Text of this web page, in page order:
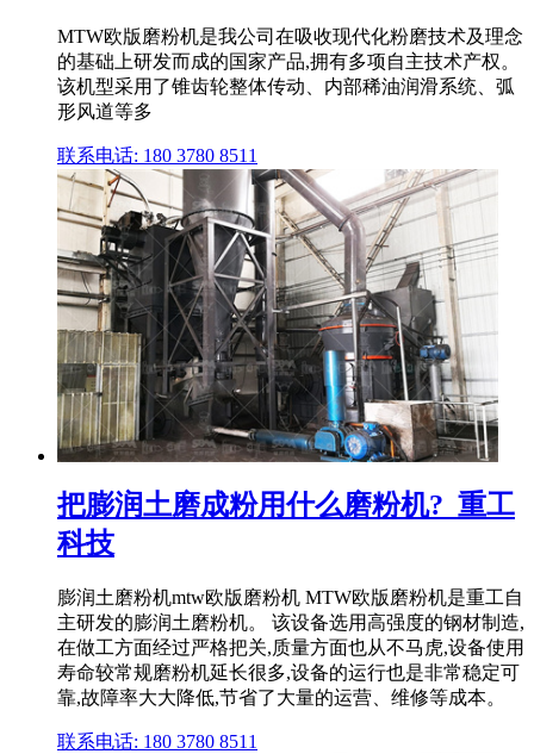
MTW欧版磨粉机是我公司在吸收现代化粉磨技术及理念
的基础上研发而成的国家产品,拥有多项自主技术产权。
该机型采用了锥齿轮整体传动、内部稀油润滑系统、弧
形风道等多
联系电话: 180 3780 8511
把膨润土磨成粉用什么磨粉机?_重工
科技
膨润土磨粉机mtw欧版磨粉机 MTW欧版磨粉机是重工自
主研发的膨润土磨粉机。 该设备选用高强度的钢材制造,
在做工方面经过严格把关,质量方面也从不马虎,设备使用
寿命较常规磨粉机延长很多,设备的运行也是非常稳定可
靠,故障率大大降低,节省了大量的运营、维修等成本。
联系电话: 180 3780 8511